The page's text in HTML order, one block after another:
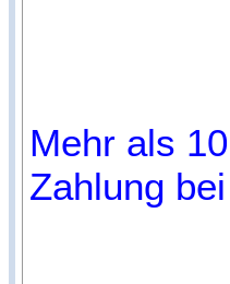
Mehr als
Zahlung